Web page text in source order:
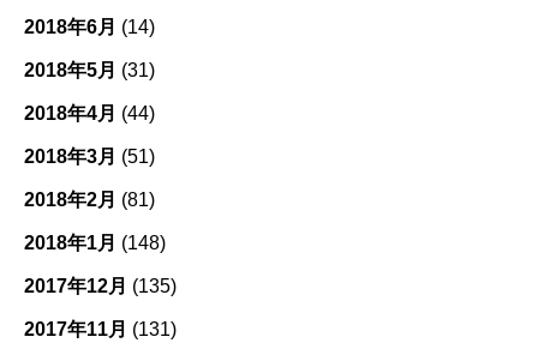
2018年6月 (14)
2018年5月 (31)
2018年4月 (44)
2018年3月 (51)
2018年2月 (81)
2018年1月 (148)
2017年12月 (135)
2017年11月 (131)